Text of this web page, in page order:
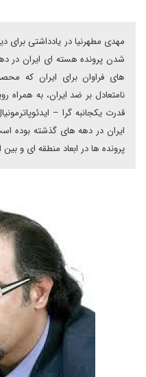
مهدی مطهرنیا در یادداشتی برای
شدن پرونده هسته ای ایران در
های فراوان برای ایران که
نامتعادل بر ضد ایران، به همراه
قدرت یکجانبه گرا –
ایران در دهه های گذشته بوده
پرونده ها در ابعاد منطقه ای و